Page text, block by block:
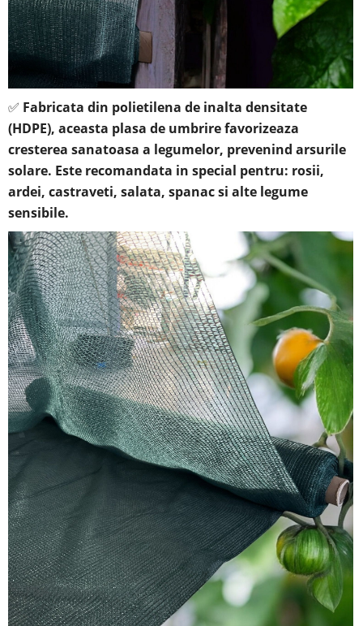
✅ Fabricata din polietilena de inalta densitate
(HDPE), aceasta plasa de umbrire favorizeaza
cresterea sanatoasa a legumelor, prevenind arsurile
solare. Este recomandata in special pentru: rosii,
ardei, castraveti, salata, spanac si alte legume
sensibile.